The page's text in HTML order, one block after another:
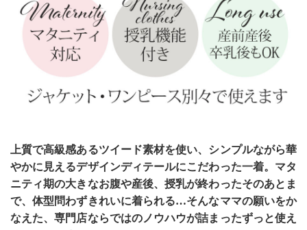
上質で高級感あるツイード素材を使い、シンプルながら華
やかに見えるデザインディテールにこだわった一着。マタ
ニティ期の大きなお腹や産後、授乳が終わったそのあとま
で、体型問わずきれいに着られる…そんなママの願いをか
なえた、専門店ならではのノウハウが詰まったずっと使え